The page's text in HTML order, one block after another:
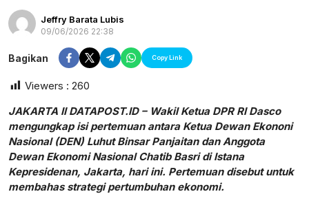
Jeffry Barata Lubis
09/06/2026 22:38
Bagikan Copy Link
Viewers : 260
JAKARTA II DATAPOST.ID – Wakil Ketua DPR RI Dasco
mengungkap isi pertemuan antara Ketua Dewan Ekononi
Nasional (DEN) Luhut Binsar Panjaitan dan Anggota
Dewan Ekonomi Nasional Chatib Basri di Istana
Kepresidenan, Jakarta, hari ini. Pertemuan disebut untuk
membahas strategi pertumbuhan ekonomi.